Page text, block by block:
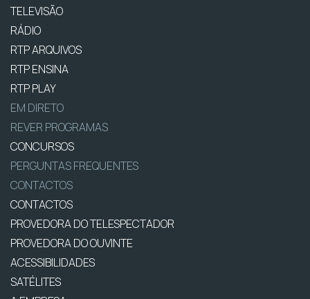
TELEVISÃO
RÁDIO
RTP ARQUIVOS
RTP ENSINA
RTP PLAY
EM DIRETO
REVER PROGRAMAS
CONCURSOS
PERGUNTAS FREQUENTES
CONTACTOS
CONTACTOS
PROVEDORA DO TELESPECTADOR
PROVEDORA DO OUVINTE
ACESSIBILIDADES
SATÉLITES